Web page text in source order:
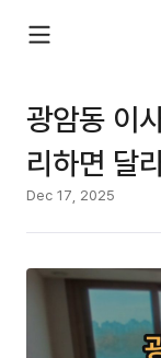
광암동 이
리하면 달
Dec 17, 2025